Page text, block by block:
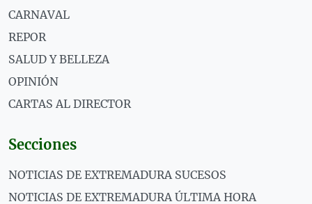
CARNAVAL
REPOR
SALUD Y BELLEZA
OPINIÓN
CARTAS AL DIRECTOR
Secciones
NOTICIAS DE EXTREMADURA SUCESOS
NOTICIAS DE EXTREMADURA ÚLTIMA HORA